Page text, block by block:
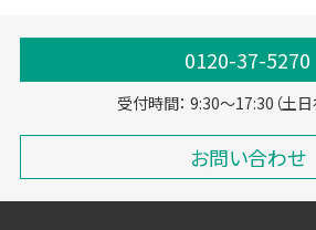
0120-37-5270
受付時間： 9:30～17:30（土日
お問い合わせ